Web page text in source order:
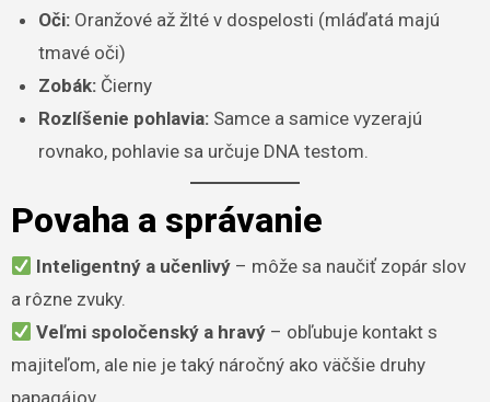
Oči: Oranžové až žlté v dospelosti (mláďatá majú
tmavé oči)
Zobák: Čierny
Rozlíšenie pohlavia: Samce a samice vyzerajú
rovnako, pohlavie sa určuje DNA testom.
Povaha a správanie
Inteligentný a učenlivý– môže sa naučiť zopár slov
a rôzne zvuky.
Veľmi spoločenský a hravý– obľubuje kontakt s
majiteľom, ale nie je taký náročný ako väčšie druhy